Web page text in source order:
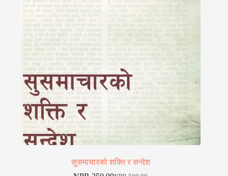
सुसमाचारको शक्ति र सन्देश